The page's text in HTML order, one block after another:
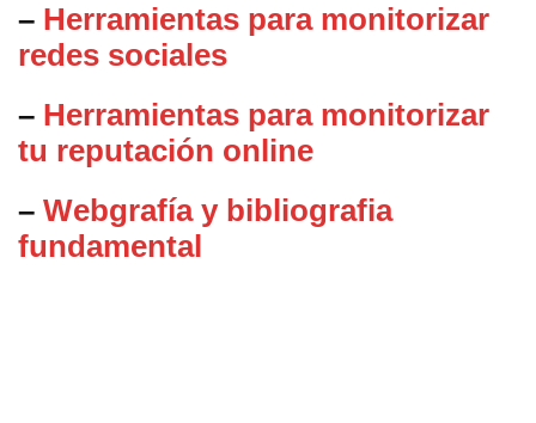
– Herramientas para monitorizar
redes sociales
– Herramientas para monitorizar
tu reputación online
– Webgrafía y bibliografia
fundamental